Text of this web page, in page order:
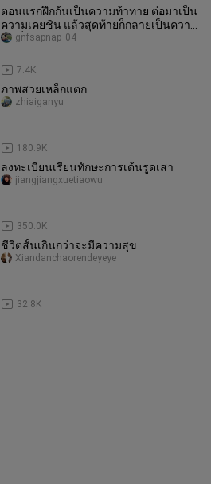
ตอนแรกฝึกก้นเป็นความท้าทาย ต่อมาเป็น
ความเคยชิน แล้วสุดท้ายก็กลายเป็นความ
ฟินที่เลิกไม่ได้!
7.4K
gnfsapnap_04
ภาพสวยเหล็กแตก
180.9K
zhiaiganyu
ลงทะเบียนเรียนทักษะการเต้นรูดเสา
350.0K
jiangjiangxuetiaowu
ชีวิตสั้นเกินกว่าจะมีความสุข
32.8K
Xiandanchaorendeyeye